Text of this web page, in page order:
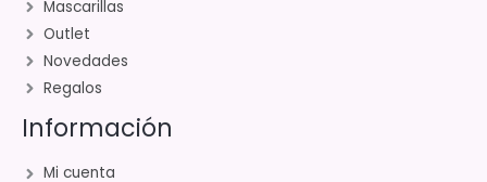
Mascarillas
Outlet
Novedades
Regalos
Información
Mi cuenta